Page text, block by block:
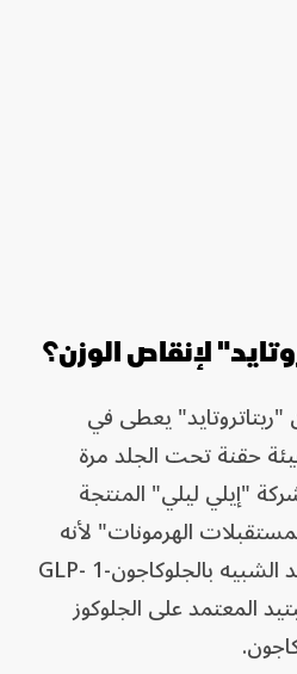
لإنقاص الوزن؟
"ريتاتروتايد" يعطى في
حقنة تحت الجلد مرة
"إيلي ليلي" المنتجة
الهرمونات" لأنه
ينشط مستقبلات الببتيد الشبيه بالجلوكاجون-1 GLP-
المعتمد على الجلوكوز